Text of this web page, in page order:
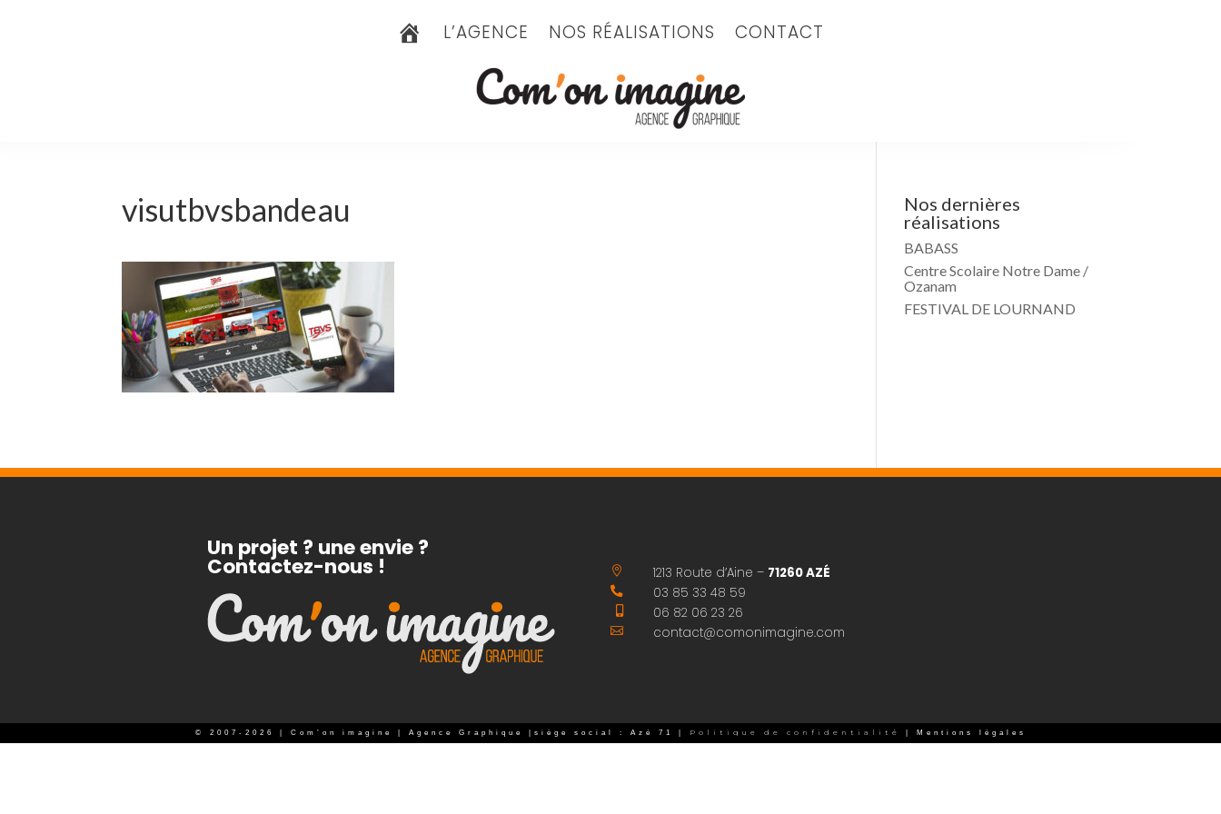
L’AGENCE NOS RÉALISATIONS CONTACT
visutbvsbandeau
Nos dernières
réalisations
BABASS
Centre Scolaire Notre Dame /
Ozanam
FESTIVAL DE LOURNAND
Un projet ? une envie ?
Contactez-nous !  1213 Route d’Aine – 71260 AZÉ
 03 85 33 48 59
 06 82 06 23 26
 contact@comonimagine.com
© 2007-2026 | Com’on imagine | Agence Graphique |siège social : Azé 71 | Politique de confidentialité | Mentions légales